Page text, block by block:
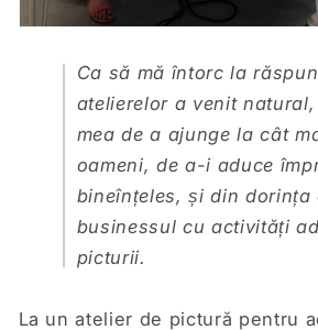
Ca să mă întorc la
atelierelor a venit
mea de a ajunge la cât
oameni, de a-i aduce
bineînțeles, și din dorința
businessul cu activități
picturii.
La un atelier de pictură pentru